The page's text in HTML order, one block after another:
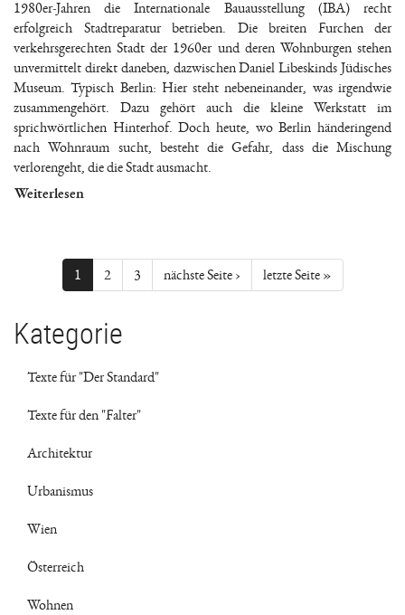
1980er-Jahren die Internationale Bauausstellung (IBA) recht
erfolgreich Stadtreparatur betrieben. Die breiten Furchen der
verkehrsgerechten Stadt der 1960er und deren Wohnburgen stehen
unvermittelt direkt daneben, dazwischen Daniel Libeskinds Jüdisches
Museum. Typisch Berlin: Hier steht nebeneinander, was irgendwie
zusammengehört. Dazu gehört auch die kleine Werkstatt im
sprichwörtlichen Hinterhof. Doch heute, wo Berlin händeringend
nach Wohnraum sucht, besteht die Gefahr, dass die Mischung
verlorengeht, die die Stadt ausmacht.
Weiterlesen
1 2 3 nächste Seite › letzte Seite »
Kategorie
Texte für "Der Standard"
Texte für den "Falter"
Architektur
Urbanismus
Wien
Österreich
Wohnen